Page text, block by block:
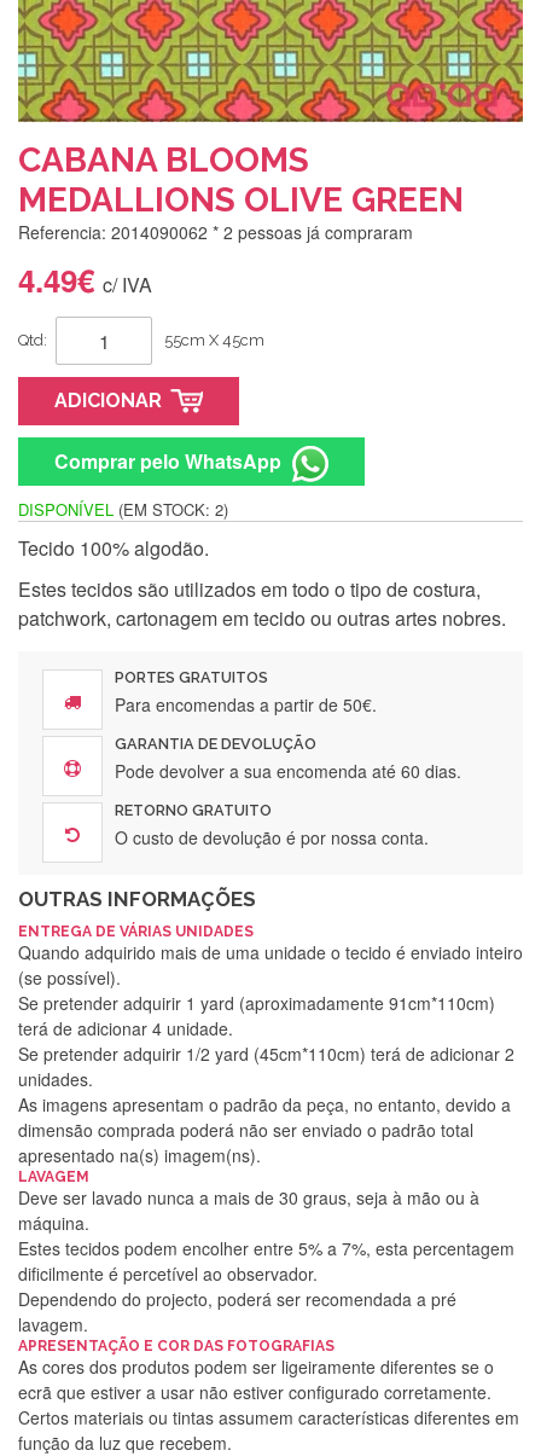
CABANA BLOOMS
MEDALLIONS OLIVE GREEN
Referencia: 2014090062 * 2 pessoas já compraram
4.49€ c/ IVA
Qtd: 55cm X 45cm
ADICIONAR
Comprar pelo WhatsApp
DISPONÍVEL (EM STOCK: 2)
Tecido 100% algodão.
Estes tecidos são utilizados em todo o tipo de costura,
patchwork, cartonagem em tecido ou outras artes nobres.
PORTES GRATUITOS
Para encomendas a partir de 50€.
GARANTIA DE DEVOLUÇÃO
Pode devolver a sua encomenda até 60 dias.
RETORNO GRATUITO
O custo de devolução é por nossa conta.
OUTRAS INFORMAÇÕES
ENTREGA DE VÁRIAS UNIDADES
Quando adquirido mais de uma unidade o tecido é enviado inteiro
(se possível).
Se pretender adquirir 1 yard (aproximadamente 91cm*110cm)
terá de adicionar 4 unidade.
Se pretender adquirir 1/2 yard (45cm*110cm) terá de adicionar 2
unidades.
As imagens apresentam o padrão da peça, no entanto, devido a
dimensão comprada poderá não ser enviado o padrão total
apresentado na(s) imagem(ns).
LAVAGEM
Deve ser lavado nunca a mais de 30 graus, seja à mão ou à
máquina.
Estes tecidos podem encolher entre 5% a 7%, esta percentagem
dificilmente é percetível ao observador.
Dependendo do projecto, poderá ser recomendada a pré
lavagem.
APRESENTAÇÃO E COR DAS FOTOGRAFIAS
As cores dos produtos podem ser ligeiramente diferentes se o
ecrã que estiver a usar não estiver configurado corretamente.
Certos materiais ou tintas assumem características diferentes em
função da luz que recebem.
Silvia Lopes
Encomenda direitinha. Rapidez e segurança. Volto a
encomendar.